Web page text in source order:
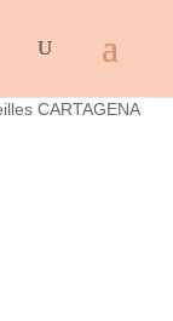
CARTAGENA